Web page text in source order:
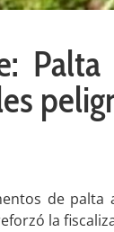
de
la